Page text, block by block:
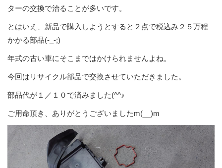
ターの交換で治ることが多いです。
とはいえ、新品で購入しようとすると２点で税込み２５万程
かかる部品(-_-;)
年式の古い車にそこまではかけられませんよね。
今回はリサイクル部品で交換させていただきました。
部品代が１／１０で済みました(^^♪
ご用命頂き、ありがとうございましたm(__)m